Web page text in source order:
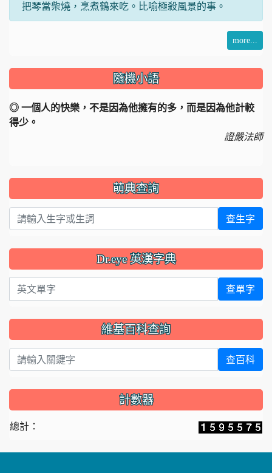
把琴當柴燒，烹煮鶴來吃。比喻極殺風景的事。
more...
隨機小語
◎ 一個人的快樂，不是因為他擁有的多，而是因為他計較
得少。
證嚴法師
萌典查詢
查生字
Dr.eye 英漢字典
英文單字 查單字
維基百科查詢
查百科
計數器
總計：